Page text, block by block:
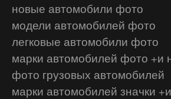
новые автомобили фото
модели автомобилей фото
легковые автомобили фото
марки автомобилей фото +и
фото грузовых автомобилей
марки автомобилей значки